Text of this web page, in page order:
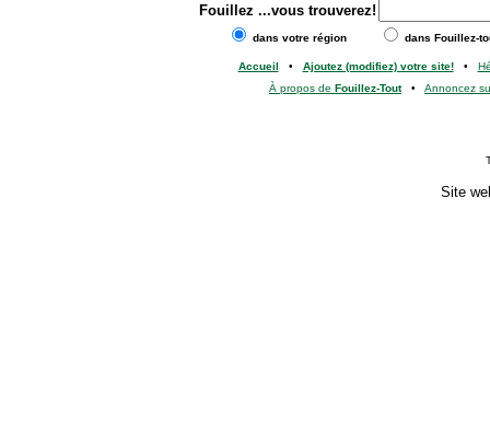
Fouillez ...vous trouverez!
dans votre région dans Fouillez-
Accueil • Ajoutez (modifiez) votre site!•
À propos de Fouillez-Tout• Annoncez
Site